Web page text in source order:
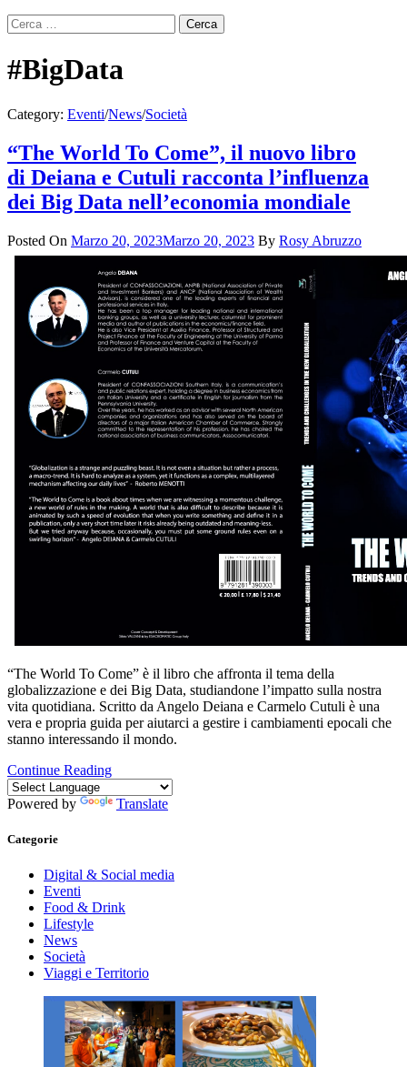
Ricerca
per:
#BigData
Category: Eventi/News/Società
“The World To Come”, il nuovo libro
di Deiana e Cutuli racconta l’influenza
dei Big Data nell’economia mondiale
Posted On Marzo 20, 2023Marzo 20, 2023 By Rosy Abruzzo
“The World To Come” è il libro che affronta il tema della
globalizzazione e dei Big Data, studiandone l’impatto sulla nostra
vita quotidiana. Scritto da Angelo Deiana e Carmelo Cutuli è una
vera e propria guida per aiutarci a gestire i cambiamenti epocali che
stanno interessando il mondo.
Continue Reading
Powered by Translate
Categorie
Digital & Social media
Eventi
Food & Drink
Lifestyle
News
Società
Viaggi e Territorio